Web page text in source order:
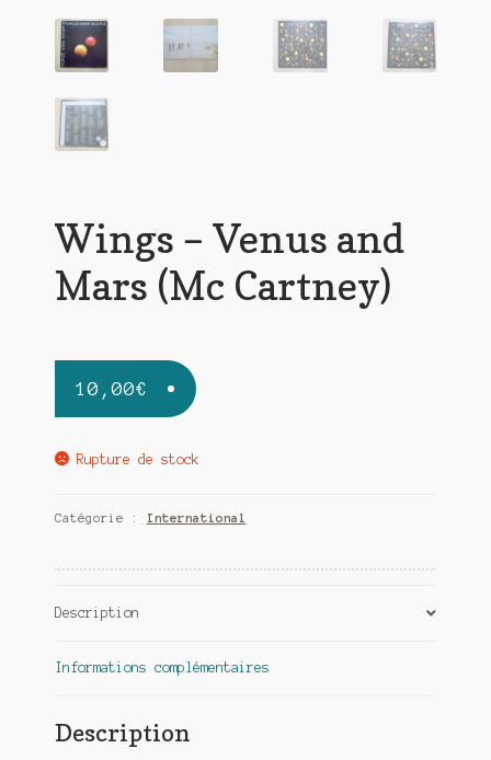
Wings – Venus and
Mars (Mc Cartney)
10,00€
Rupture de stock
Catégorie : International
Description
Informations complémentaires
Description